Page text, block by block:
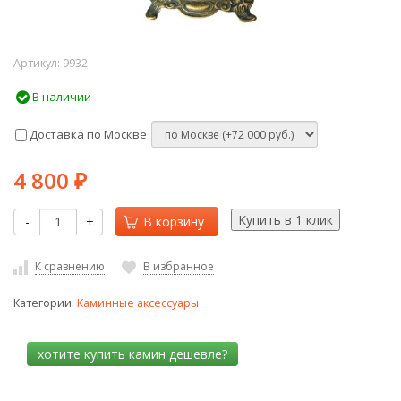
Артикул: 9932
В наличии
Доставка по Москве
4 800 ₽
- + В корзину
К сравнению В избранное
Категории: Каминные аксессуары